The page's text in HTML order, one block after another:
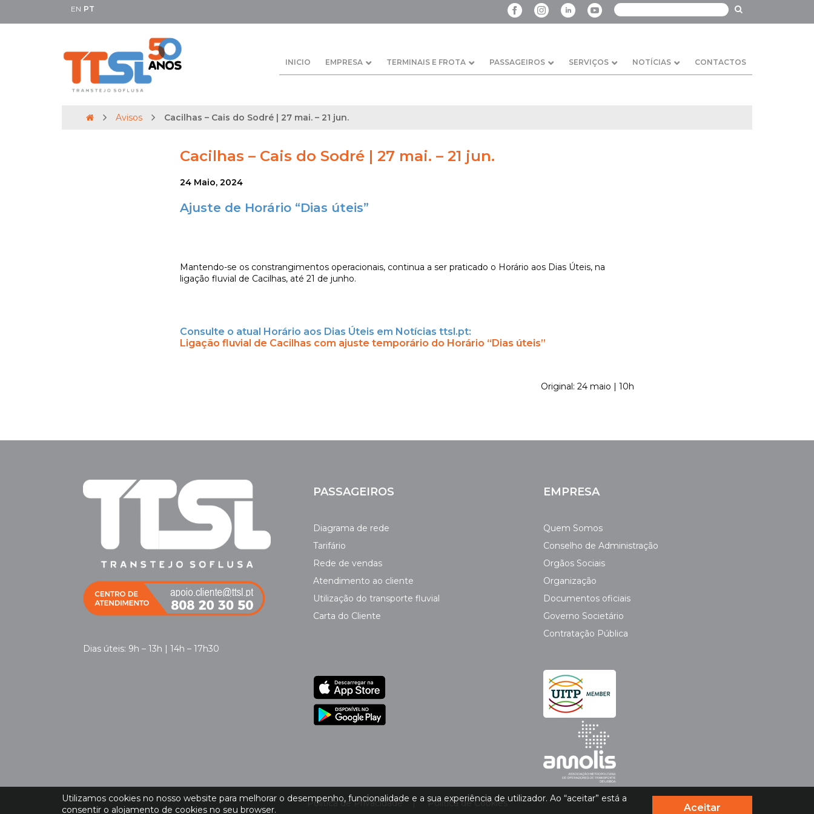
EN PT
INICIO EMPRESA TERMINAIS E FROTA PASSAGEIROS SERVIÇOS NOTÍCIAS CONTACTOS
Avisos Cacilhas – Cais do Sodré | 27 mai. – 21 jun.
Cacilhas – Cais do Sodré | 27 mai. – 21 jun.
24 Maio, 2024
Ajuste de Horário “Dias úteis”
Mantendo-se os constrangimentos operacionais, continua a ser praticado o Horário aos Dias Úteis, na
ligação fluvial de Cacilhas, até 21 de junho.
Consulte o atual Horário aos Dias Úteis em Notícias ttsl.pt:
Ligação fluvial de Cacilhas com ajuste temporário do Horário “Dias úteis”
Original: 24 maio | 10h
Dias úteis: 9h – 13h | 14h – 17h30
PASSAGEIROS
Diagrama de rede
Tarifário
Rede de vendas
Atendimento ao cliente
Utilização do transporte fluvial
Carta do Cliente
EMPRESA
Quem Somos
Conselho de Administração
Orgãos Sociais
Organização
Documentos oficiais
Governo Societário
Contratação Pública
Política de Privacidade| Política de Cookies
Utilizamos cookies no nosso website para melhorar o desempenho, funcionalidade e a sua experiência de utilizador. Ao “aceitar” está a
consentir o alojamento de cookies no seu browser.
Aceitar